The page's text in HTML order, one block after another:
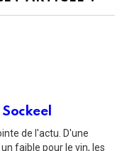
de l'actu. D'une
faible pour le vin, les